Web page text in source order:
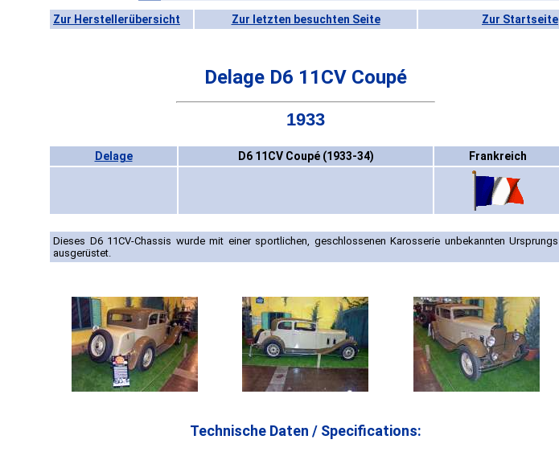
Zur Herstellerübersicht Zur letzten besuchten Seite Zur Startseite
Delage D6 11CV Coupé
1933
Delage D6 11CV Coupé (1933-34) Frankreich
Dieses D6 11CV-Chassis wurde mit einer sportlichen, geschlossenen Karosserie unbekannten Ursprungs
ausgerüstet.
Technische Daten / Specifications: